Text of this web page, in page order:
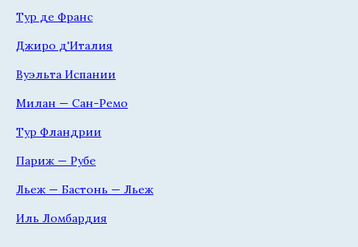
Тур де Франс
Джиро д'Италия
Вуэльта Испании
Милан — Сан-Ремо
Тур Фландрии
Париж — Рубе
Льеж — Бастонь — Льеж
Иль Ломбардия